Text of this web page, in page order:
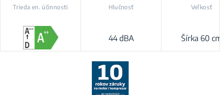
Trieda en. účinnosti Hlučnosť
44 dBA
Veľkosť
Šírka 60